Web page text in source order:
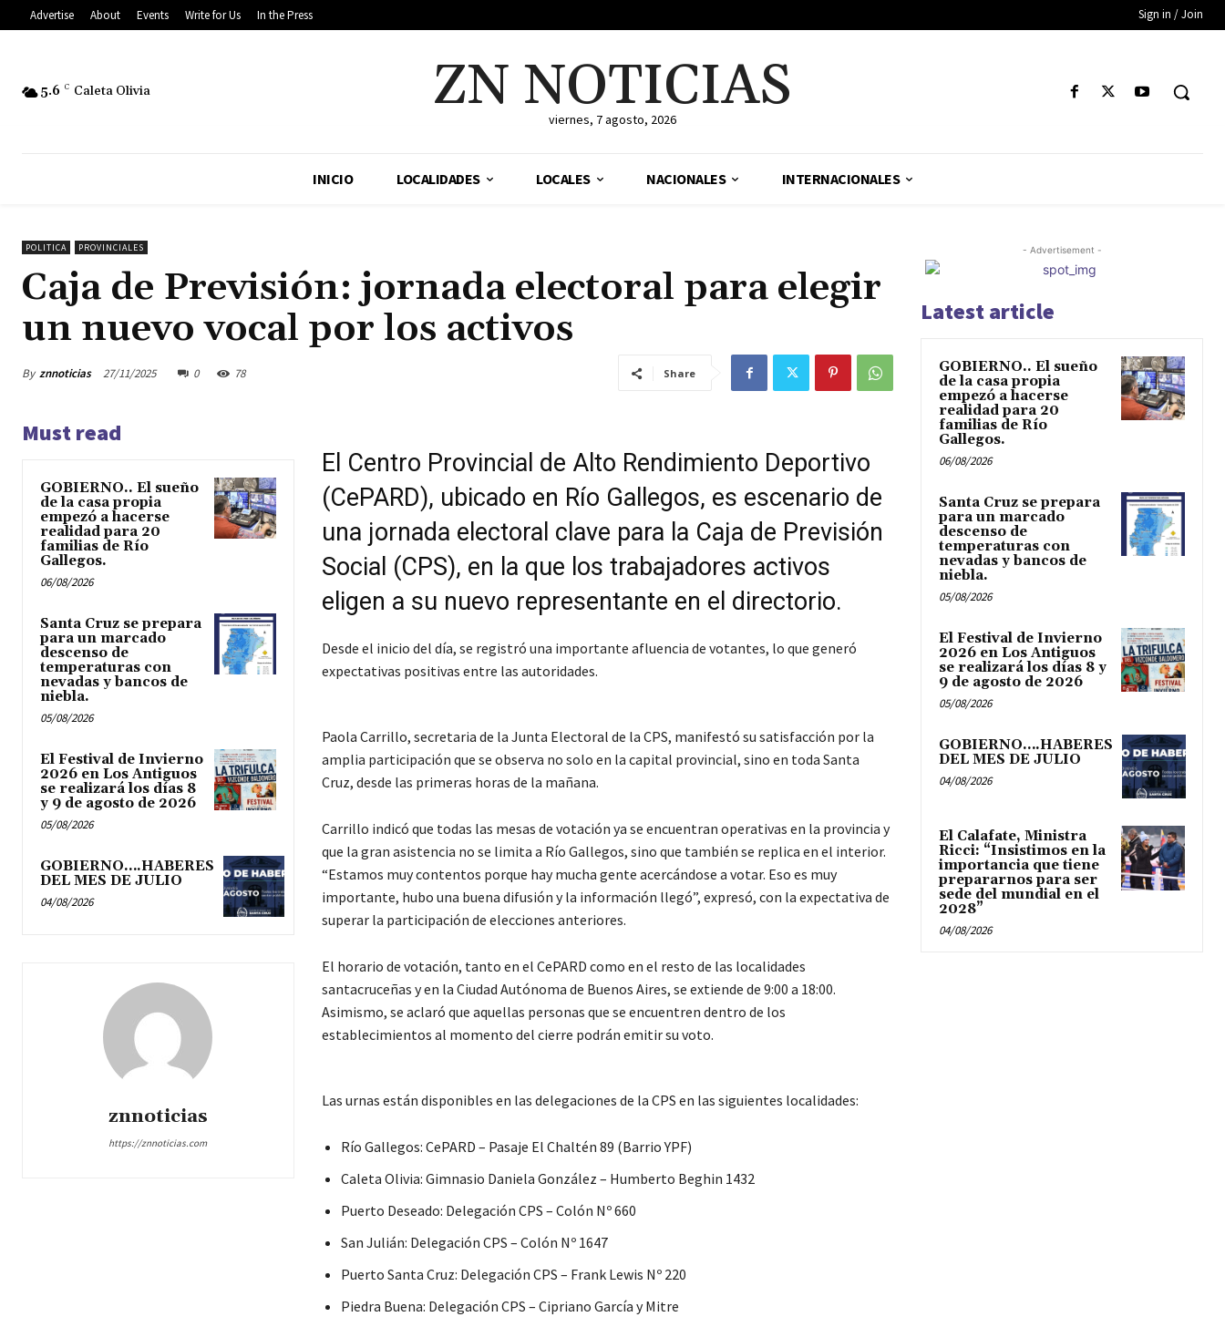
Advertise About Events Write for Us In the Press Sign in / Join
5.6 C Caleta Olivia ZN NOTICIAS
viernes, 7 agosto, 2026
INICIO LOCALIDADES LOCALES NACIONALES INTERNACIONALES
POLITICA PROVINCIALES
Caja de Previsión: jornada electoral para elegir
un nuevo vocal por los activos
By znnoticias 27/11/2025 0 78 Share
Must read
GOBIERNO.. El sueño
de la casa propia
empezó a hacerse
realidad para 20
familias de Río
Gallegos.
06/08/2026
Santa Cruz se prepara
para un marcado
descenso de
temperaturas con
nevadas y bancos de
niebla.
05/08/2026
El Festival de Invierno
2026 en Los Antiguos
se realizará los días 8
y 9 de agosto de 2026
05/08/2026
GOBIERNO….HABERES
DEL MES DE JULIO
04/08/2026
znnoticias
https://znnoticias.com
El Centro Provincial de Alto Rendimiento Deportivo
(CePARD), ubicado en Río Gallegos, es escenario de
una jornada electoral clave para la Caja de Previsión
Social (CPS), en la que los trabajadores activos
eligen a su nuevo representante en el directorio.
Desde el inicio del día, se registró una importante afluencia de votantes, lo que generó
expectativas positivas entre las autoridades.
Paola Carrillo, secretaria de la Junta Electoral de la CPS, manifestó su satisfacción por la
amplia participación que se observa no solo en la capital provincial, sino en toda Santa
Cruz, desde las primeras horas de la mañana.
Carrillo indicó que todas las mesas de votación ya se encuentran operativas en la provincia y
que la gran asistencia no se limita a Río Gallegos, sino que también se replica en el interior.
“Estamos muy contentos porque hay mucha gente acercándose a votar. Eso es muy
importante, hubo una buena difusión y la información llegó”, expresó, con la expectativa de
superar la participación de elecciones anteriores.
El horario de votación, tanto en el CePARD como en el resto de las localidades
santacruceñas y en la Ciudad Autónoma de Buenos Aires, se extiende de 9:00 a 18:00.
Asimismo, se aclaró que aquellas personas que se encuentren dentro de los
establecimientos al momento del cierre podrán emitir su voto.
Las urnas están disponibles en las delegaciones de la CPS en las siguientes localidades:
Río Gallegos: CePARD – Pasaje El Chaltén 89 (Barrio YPF)
Caleta Olivia: Gimnasio Daniela González – Humberto Beghin 1432
Puerto Deseado: Delegación CPS – Colón Nº 660
San Julián: Delegación CPS – Colón Nº 1647
Puerto Santa Cruz: Delegación CPS – Frank Lewis Nº 220
Piedra Buena: Delegación CPS – Cipriano García y Mitre
- Advertisement -
Latest article
GOBIERNO.. El sueño
de la casa propia
empezó a hacerse
realidad para 20
familias de Río
Gallegos.
06/08/2026
Santa Cruz se prepara
para un marcado
descenso de
temperaturas con
nevadas y bancos de
niebla.
05/08/2026
El Festival de Invierno
2026 en Los Antiguos
se realizará los días 8 y
9 de agosto de 2026
05/08/2026
GOBIERNO….HABERES
DEL MES DE JULIO
04/08/2026
El Calafate, Ministra
Ricci: “Insistimos en la
importancia que tiene
prepararnos para ser
sede del mundial en el
2028”
04/08/2026